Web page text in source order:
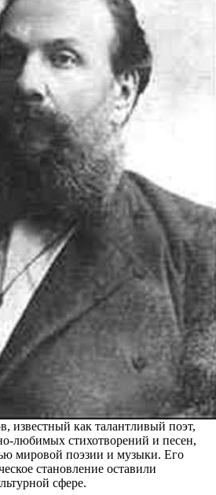
известный как талантливый поэт,
любимых стихотворений и песен,
мировой поэзии и музыки. Его
становление оставили
сфере.